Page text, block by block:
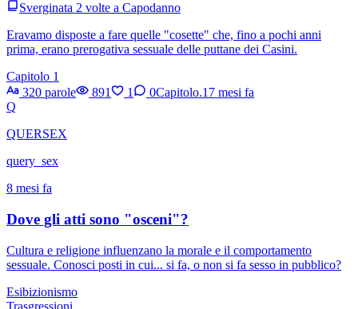
Sverginata 2 volte a Capodanno
Eravamo disposte a fare quelle "cosette" che, fino a pochi anni
prima, erano prerogativa sessuale delle puttane dei Casini.
Capitolo 1
320 parole
891 1 0Capitolo.17 mesi fa
Q
QUERSEX
query_sex
8 mesi fa
Dove gli atti sono "osceni"?
Cultura e religione influenzano la morale e il comportamento
sessuale. Conosci posti in cui... si fa, o non si fa sesso in pubblico?
Esibizionismo
Trasgressioni